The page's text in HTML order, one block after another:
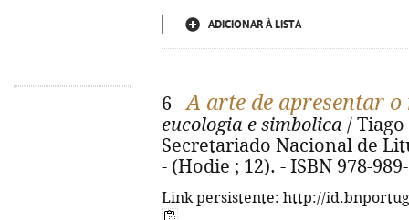
ADICIONAR À LISTA
6 -A arte de apresentar
eucologia e simbolica / Tiago
Secretariado Nacional de
- (Hodie ; 12). - ISBN 978-
Link persistente: http://